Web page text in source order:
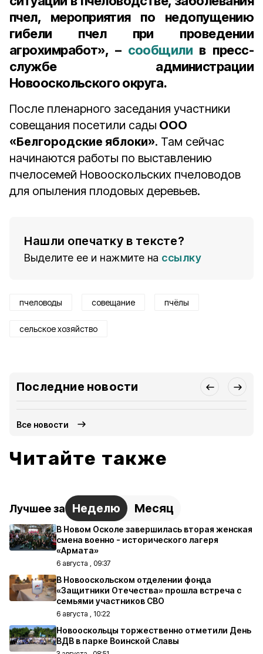
пчел, мероприятия по недопущению
гибели пчел при проведении
агрохимработ», – сообщили в пресс-
службе администрации
Новооскольского округа.
После пленарного заседания участники
совещания посетили сады ООО
«Белгородские яблоки». Там сейчас
начинаются работы по выставлению
пчелосемей Новооскольских пчеловодов
для опыления плодовых деревьев.
Нашли опечатку в тексте?
Выделите ее и нажмите на ссылку
пчеловоды совещание пчёлы
сельское хозяйство
Последние новости
Все новости
Читайте также
Лучшее за Неделю Месяц
В Новом Осколе завершилась вторая женская
смена военно - исторического лагеря
«Армата»
6 августа , 09:37
В Новооскольском отделении фонда
«Защитники Отечества» прошла встреча с
семьями участников СВО
6 августа , 10:22
Новооскольцы торжественно отметили День
ВДВ в парке Воинской Славы